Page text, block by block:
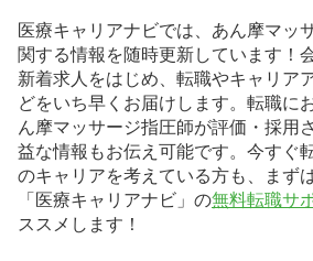
医療キャリアナビでは、あん摩マッ
関する情報を随時更新しています！
新着求人をはじめ、転職やキャリア
どをいち早くお届けします。転職に
ん摩マッサージ指圧師が評価・採用
益な情報もお伝え可能です。今すぐ
のキャリアを考えている方も、まず
「医療キャリアナビ」の無料転職サ
ススメします！